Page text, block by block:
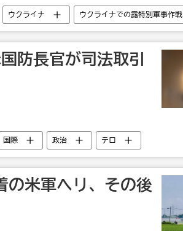
ウクライナ ウクライナでの露特別軍事作戦
防長官が司法取引
国際 政治 テロ
の米軍ヘリ、その後